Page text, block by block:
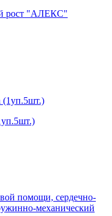
рост "АЛЕКС"